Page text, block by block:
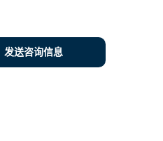
发送咨询信息